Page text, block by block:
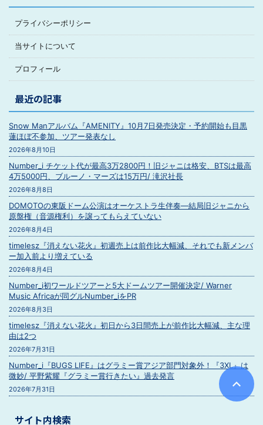
プライバシーポリシー
当サイトについて
プロフィール
最近の記事
Snow Manアルバム『AMENITY』10月7日発売決定・予約開始も目黒
蓮ほぼ不参加、ツアー発表なし
2026年8月10日
Number_i チケット代が最高3万2800円！旧ジャニは格安、BTSは最高
4万5000円、ブルーノ・マーズは15万円/ 滝沢社長
2026年8月8日
DOMOTOの東阪ドーム公演はオーケストラ生伴奏―結局旧ジャニから
原盤権（音源権利）を譲ってもらえていない
2026年8月4日
timelesz『消えない花火』初週売上は前作比大幅減、それでも新メンバ
ー加入前より増えている
2026年8月4日
Number_i初ワールドツアーと5大ドームツアー開催決定/ Warner
Music Africaが同グルNumber_iをPR
2026年8月3日
timelesz『消えない花火』初日から3日間売上が前作比大幅減、主な理
由は2つ
2026年7月31日
Number_i『BUGS LIFE』はグラミー賞アジア部門対象外！『3XL』は
微妙/ 平野紫耀『グラミー賞行きたい』過去発言
2026年7月31日
サイト内検索